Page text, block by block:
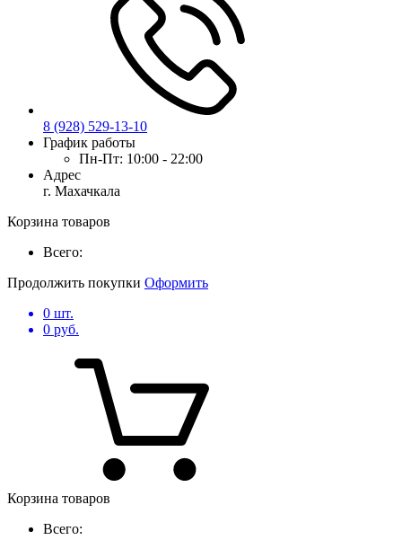
8 (928) 529-13-10
График работы
Пн-Пт: 10:00 - 22:00
Адрес
г. Махачкала
Корзина товаров
Всего:
Продолжить покупки Оформить
0 шт.
0 руб.
Корзина товаров
Всего: